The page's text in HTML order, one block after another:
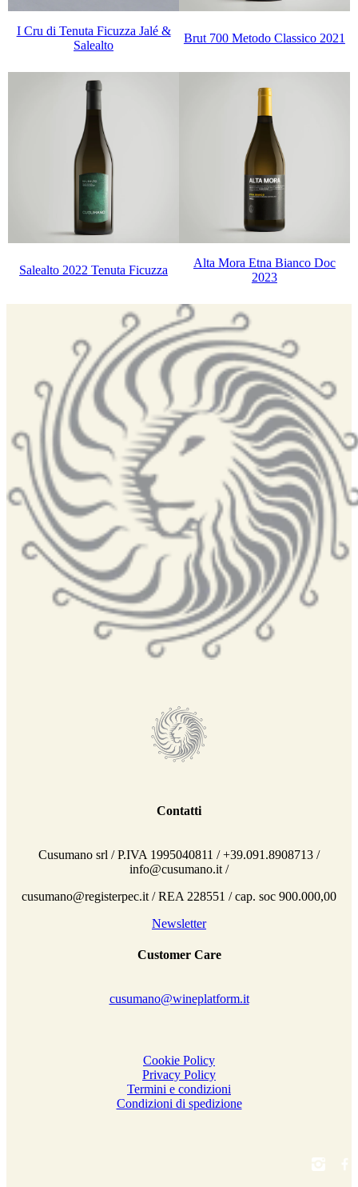
I Cru di Tenuta Ficuzza Jalé &
Salealto
Brut 700 Metodo Classico 2021
Salealto 2022 Tenuta Ficuzza
Alta Mora Etna Bianco Doc
2023
Contatti
Cusumano srl / P.IVA 1995040811 / +39.091.8908713 /
info@cusumano.it /
cusumano@registerpec.it / REA 228551 / cap. soc 900.000,00
Newsletter
Customer Care
cusumano@wineplatform.it
Cookie Policy
Privacy Policy
Termini e condizioni
Condizioni di spedizione